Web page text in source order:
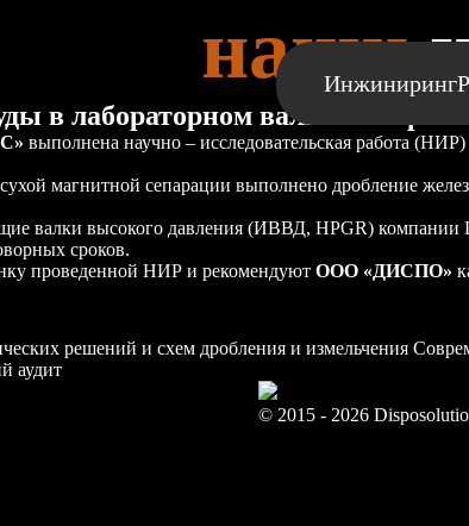
Инжиниринг
наши
в лабораторном валковом
выполнена научно – исследовательская работа
магнитной сепарации выполнено дробление
валки высокого давления (ИВВД, HPGR)
сроков.
проведенной НИР и рекомендуют ООО «ДИСПО»
решений и схем дробления и измельчения
аудит
© 2015 - 2026